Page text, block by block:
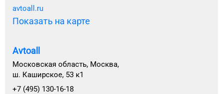
avtoall.ru
Показать на карте
Avtoall
Московская область, Москва,
ш. Каширское, 53 к1
+7 (495) 130-16-18